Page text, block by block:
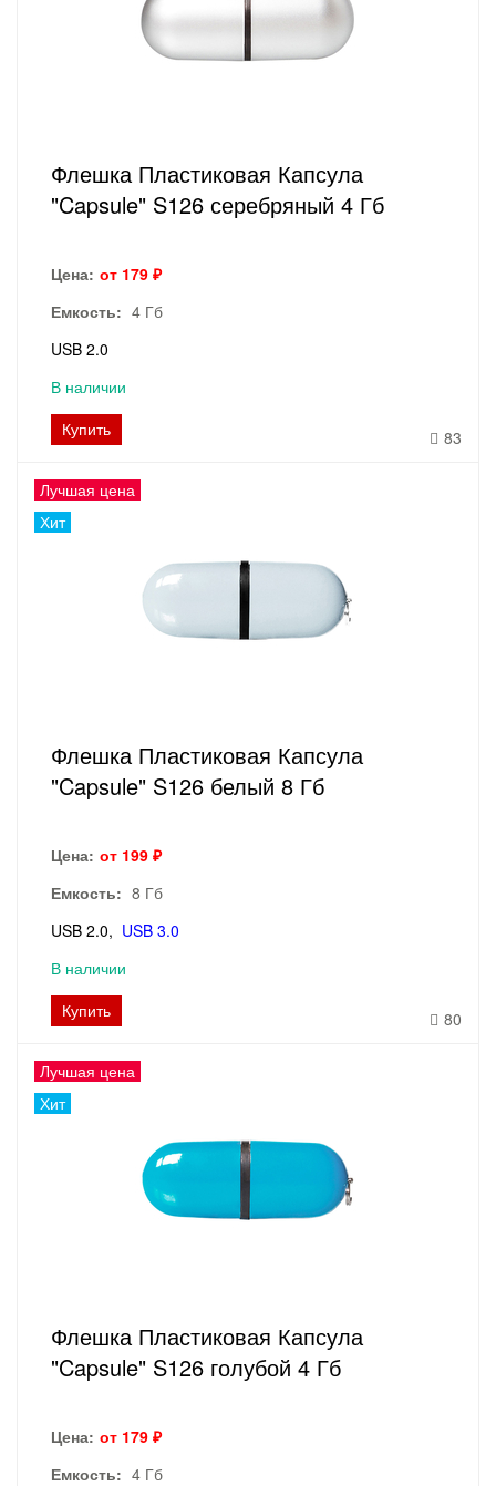
Флешка Пластиковая Капсула
"Capsule" S126 серебряный 4 Гб
Цена: от 179 ₽
Емкость: 4 Гб
USB 2.0
В наличии
Купить
83
Лучшая цена
Хит
Флешка Пластиковая Капсула
"Capsule" S126 белый 8 Гб
Цена: от 199 ₽
Емкость: 8 Гб
USB 2.0
USB 3.0
В наличии
Купить
80
Лучшая цена
Хит
Флешка Пластиковая Капсула
"Capsule" S126 голубой 4 Гб
Цена: от 179 ₽
Емкость: 4 Гб